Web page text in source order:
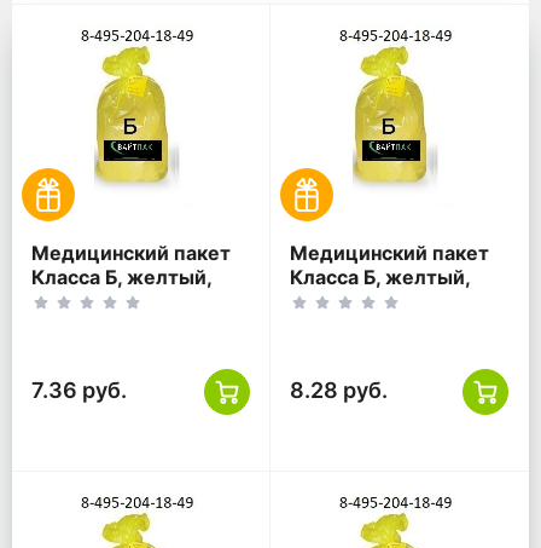
Для отходов класса Б для
Медицинский пакет
Класса Б, желтый,
140 литров,
7.36 руб.
Медицинский пакет
Класса Б, желтый,
160 литров,
8.28 руб.